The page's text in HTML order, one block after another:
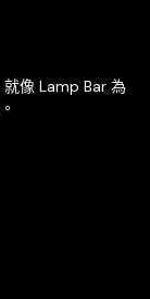
像 Lamp Bar 為